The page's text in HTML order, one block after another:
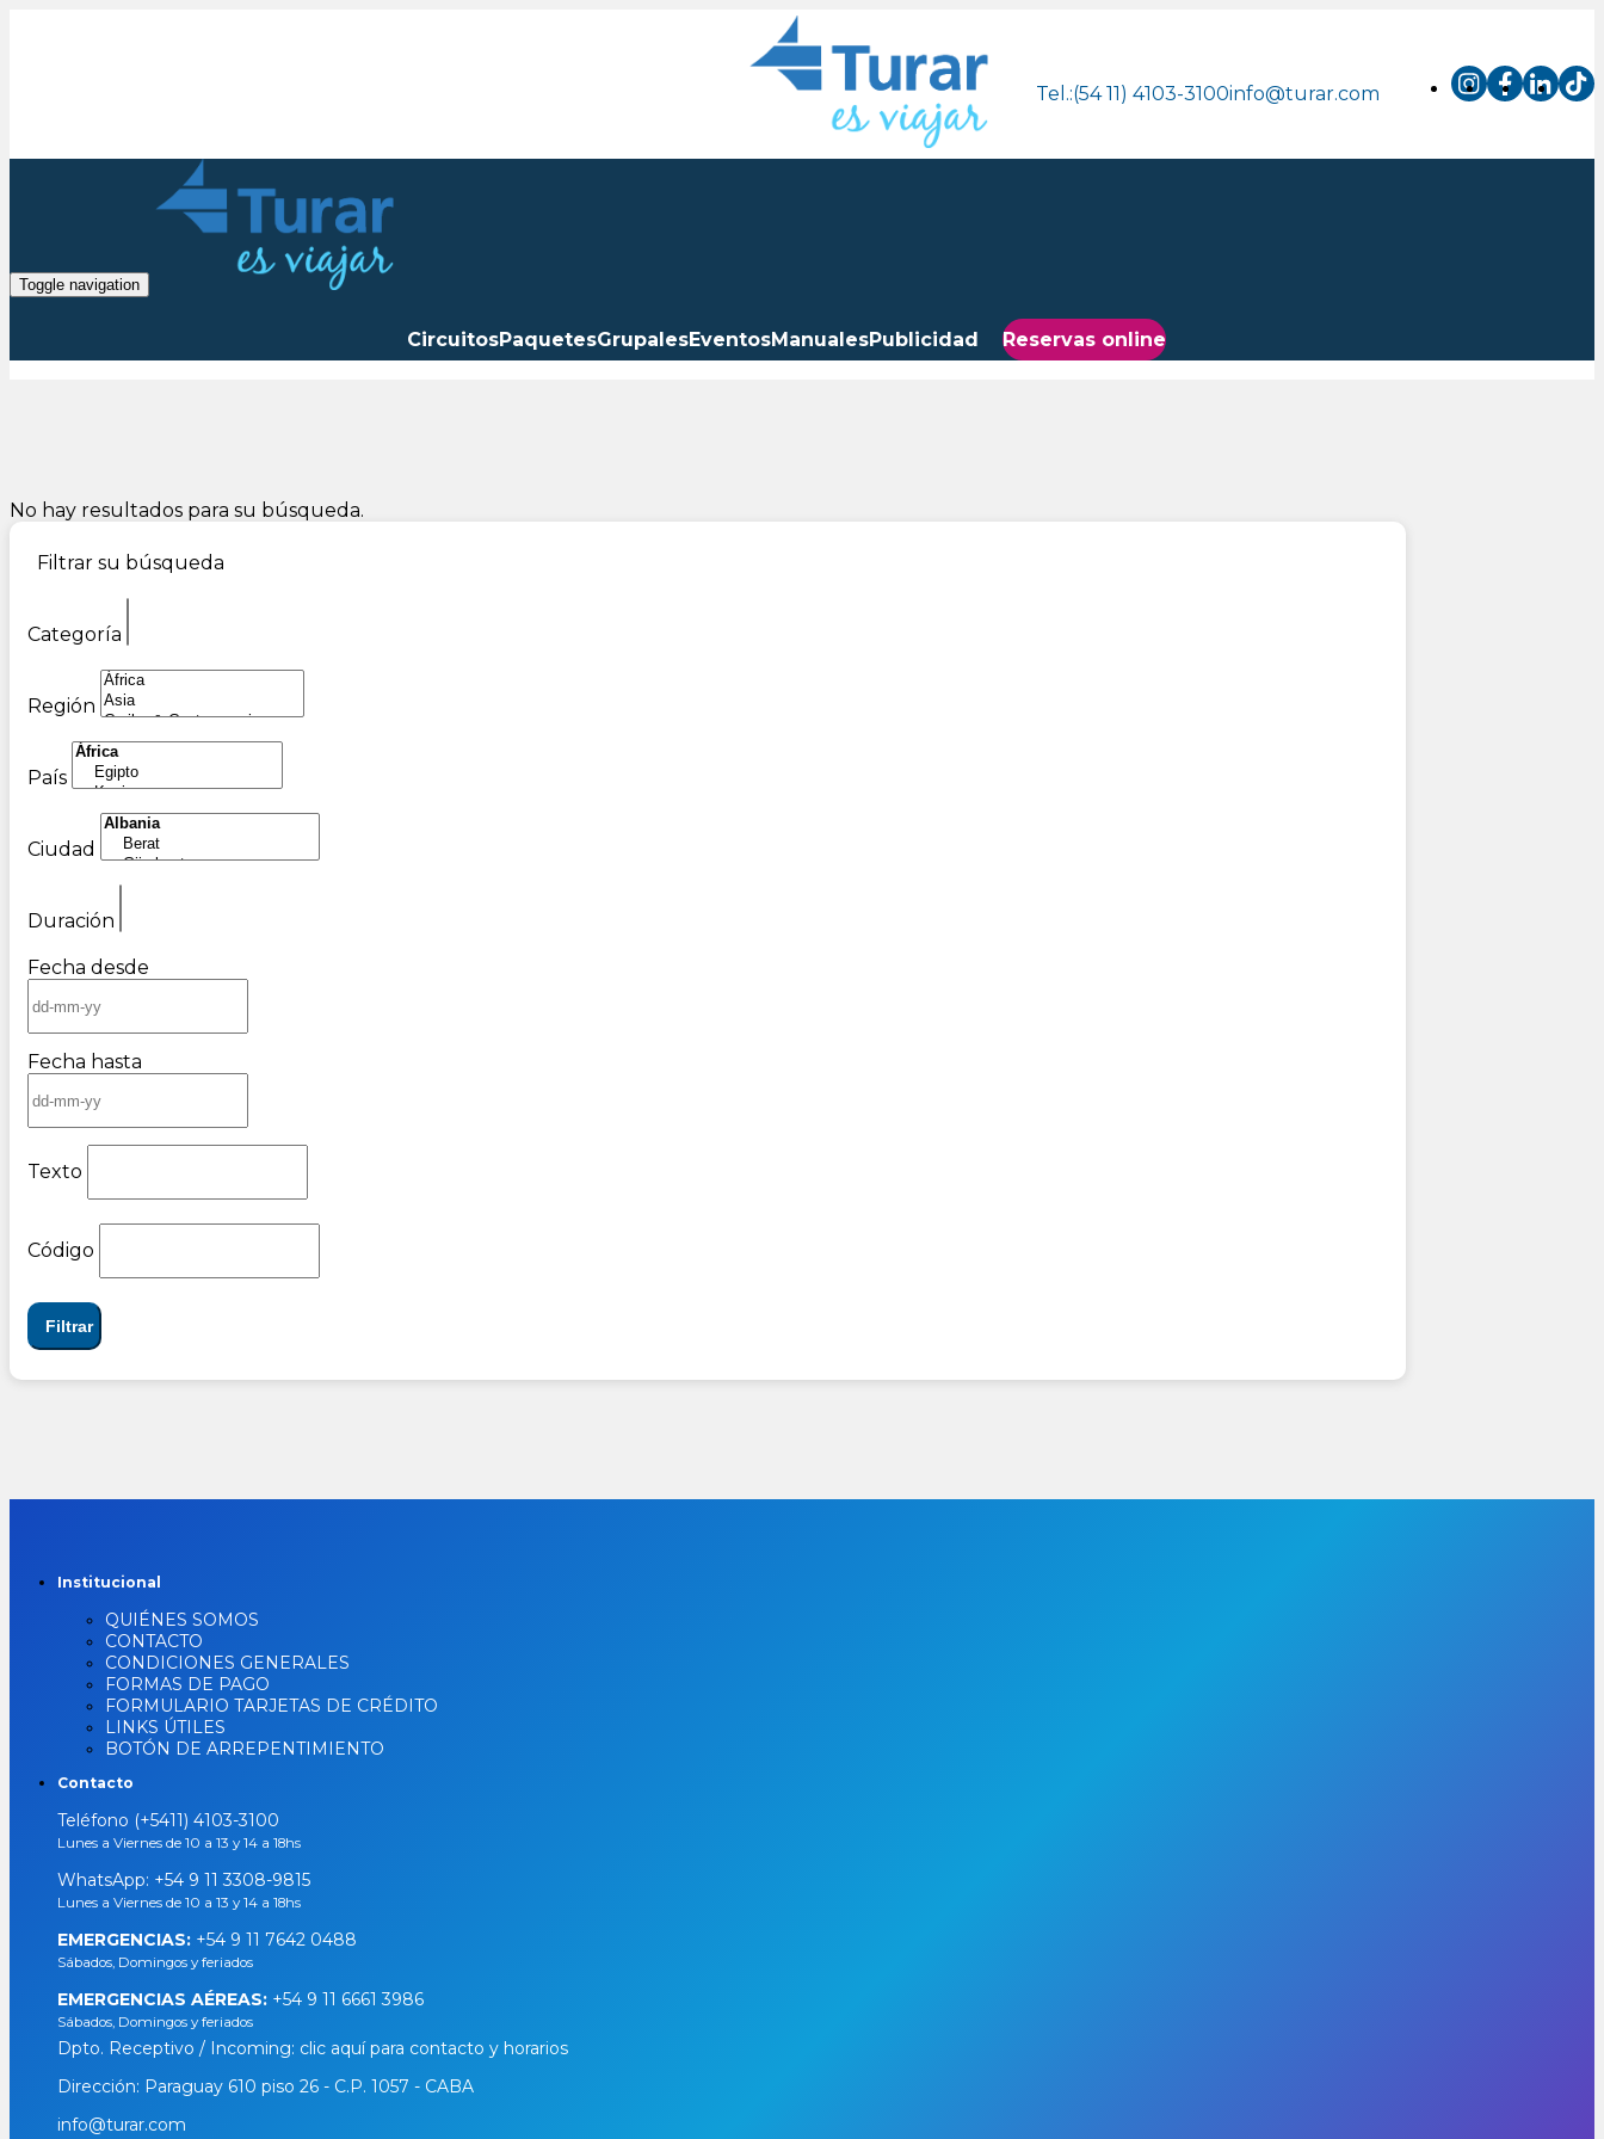
Tel.:(54 11) 4103-3100info@turar.com
Toggle navigation
CircuitosPaquetesGrupalesEventosManualesPublicidad Reservas online
No hay resultados para su búsqueda.
Filtrar su búsqueda
Categoría
Región
País
Ciudad
Duración
Fecha desde
Fecha hasta
Texto
Código
Filtrar
Institucional
QUIÉNES SOMOS
CONTACTO
CONDICIONES GENERALES
FORMAS DE PAGO
FORMULARIO TARJETAS DE CRÉDITO
LINKS ÚTILES
BOTÓN DE ARREPENTIMIENTO
Contacto
Teléfono (+5411) 4103-3100
Lunes a Viernes de 10 a 13 y 14 a 18hs
WhatsApp: +54 9 11 3308-9815
Lunes a Viernes de 10 a 13 y 14 a 18hs
EMERGENCIAS: +54 9 11 7642 0488
Sábados, Domingos y feriados
EMERGENCIAS AÉREAS: +54 9 11 6661 3986
Sábados, Domingos y feriados
Dpto. Receptivo / Incoming: clic aquí para contacto y horarios
Dirección: Paraguay 610 piso 26 - C.P. 1057 - CABA
info@turar.com